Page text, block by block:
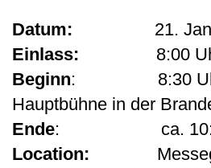
Datum: 21.
Einlass: 8:00
Beginn: 8:30 Uhr
Hauptbühne in der
Ende: ca. 10:30
Location: